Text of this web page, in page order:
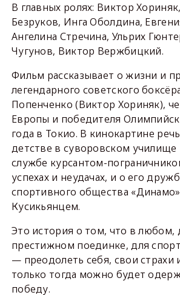
В главных ролях: Виктор
Безруков, Инга Оболдина,
Ангелина Стречина, Ульрих
Чугунов, Виктор Вержбицкий.
Фильм рассказывает о жизни и
легендарного советского
Попенченко (Виктор Хориняк),
Европы и победителя
года в Токио. В кинокартине
детстве в суворовском училище
службе курсантом-
успехах и неудачах, и о его
спортивного общества
Кусикьянцем.
Это история о том, что в любом,
престижном поединке, для
— преодолеть себя, свои страхи
только тогда можно будет
победу.